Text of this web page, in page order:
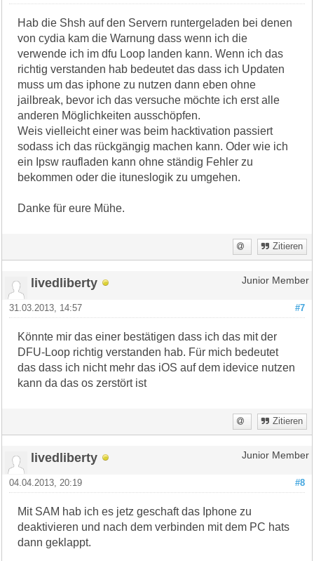
Hab die Shsh auf den Servern runtergeladen bei denen
von cydia kam die Warnung dass wenn ich die
verwende ich im dfu Loop landen kann. Wenn ich das
richtig verstanden hab bedeutet das dass ich Updaten
muss um das iphone zu nutzen dann eben ohne
jailbreak, bevor ich das versuche möchte ich erst alle
anderen Möglichkeiten ausschöpfen.
Weis vielleicht einer was beim hacktivation passiert
sodass ich das rückgängig machen kann. Oder wie ich
ein Ipsw raufladen kann ohne ständig Fehler zu
bekommen oder die ituneslogik zu umgehen.
Danke für eure Mühe.
Zitieren
livedliberty Junior Member
#7
31.03.2013, 14:57
Könnte mir das einer bestätigen dass ich das mit der
DFU-Loop richtig verstanden hab. Für mich bedeutet
das dass ich nicht mehr das iOS auf dem idevice nutzen
kann da das os zerstört ist
Zitieren
livedliberty Junior Member
#8
04.04.2013, 20:19
Mit SAM hab ich es jetz geschaft das Iphone zu
deaktivieren und nach dem verbinden mit dem PC hats
dann geklappt.